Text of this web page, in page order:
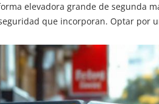
elevadora grande de segunda
que incorporan. Optar por